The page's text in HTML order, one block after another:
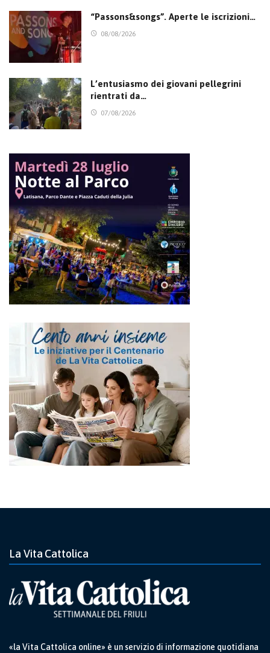
“Passons&songs”. Aperte le iscrizioni…
08/08/2026
L’entusiasmo dei giovani pellegrini
rientrati da…
07/08/2026
La Vita Cattolica
«la Vita Cattolica online» è un servizio di informazione quotidiana